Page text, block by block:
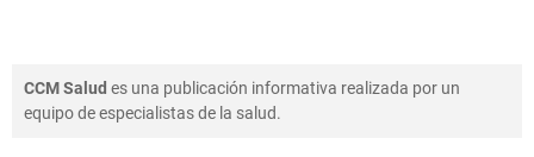
CCM Salud es una publicación informativa realizada por un
equipo de especialistas de la salud.